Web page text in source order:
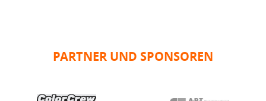
PARTNER UND SPONSOREN